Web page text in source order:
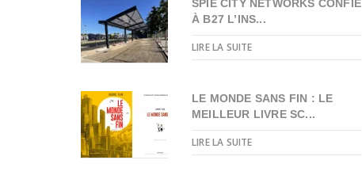
SPIE CITY NETWORKS CONFIE
À B27 L’INS...
LIRE LA SUITE
LE MONDE SANS FIN : LE
MEILLEUR LIVRE SC...
LIRE LA SUITE